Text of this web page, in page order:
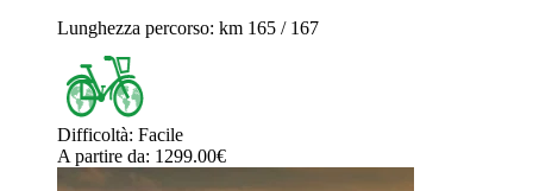
Lunghezza percorso: km 165 / 167
Difficoltà: Facile
A partire da: 1299.00€